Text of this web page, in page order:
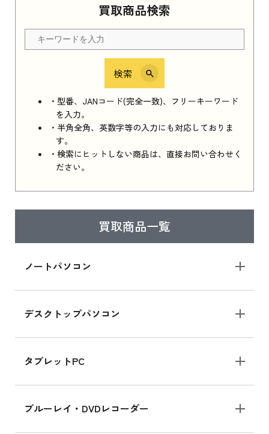
買取商品検索
検索
・型番、JANコード(完全一致)、フリーキーワード
を入力。
・半角全角、英数字等の入力にも対応しておりま
す。
・検索にヒットしない商品は、直接お問い合わせく
ださい。
買取商品一覧
ノートパソコン
デスクトップパソコン
タブレットPC
ブルーレイ・DVDレコーダー
Apple Watch Series 11 2025 新品買取価格はこ
ちら
iPhone 16e シリーズ 2025
iPhone 16e シリーズ 2025 新品買取価格はこち
ら
iPad 11インチ 2025年春モデル
はこちら
ら
iPad mini シリーズ 2024
iPad mini 8.3インチ の新品買取価格
iPhone 16 シリーズ
iPhone 16 の新品買取価格